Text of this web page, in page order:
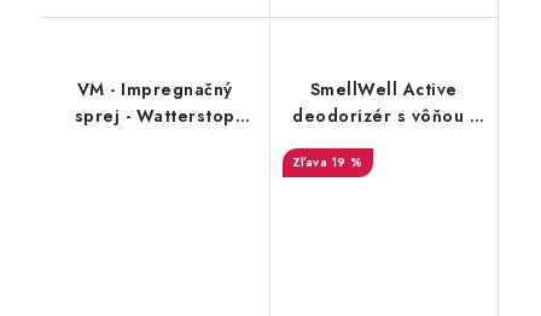
VM - Impregnačný
sprej - Watterstop
SmellWell Active
deodorizér s vôňou -
Camo Green
19 %